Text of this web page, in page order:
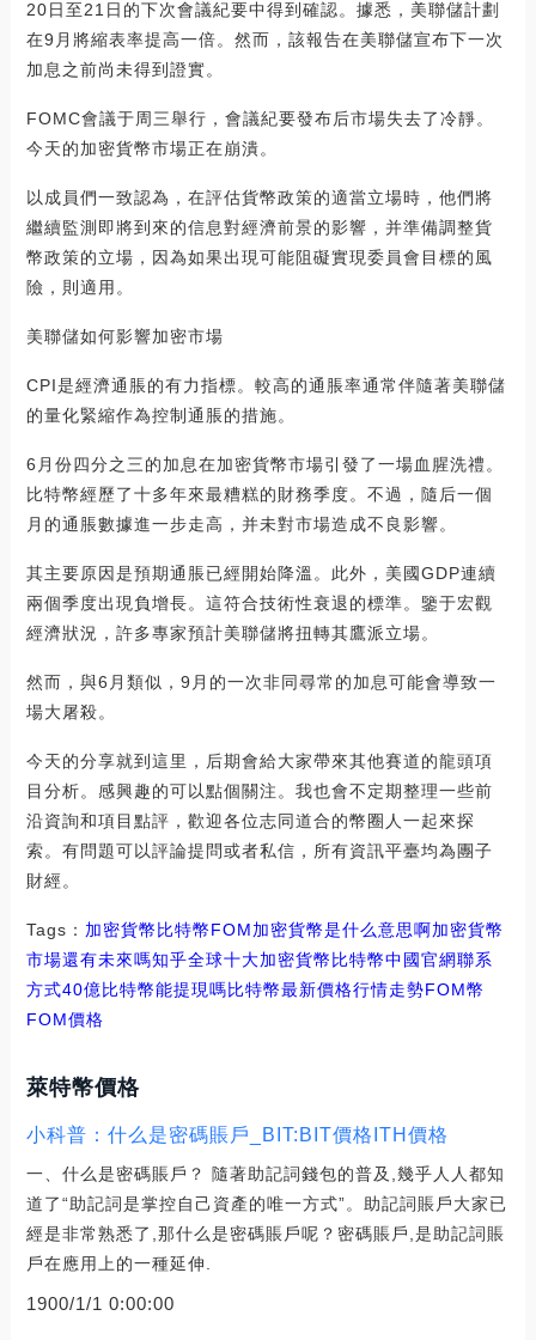
20日至21日的下次會議紀要中得到確認。據悉，美聯儲計劃
在9月將縮表率提高一倍。然而，該報告在美聯儲宣布下一次
加息之前尚未得到證實。
FOMC會議于周三舉行，會議紀要發布后市場失去了冷靜。
今天的加密貨幣市場正在崩潰。
以成員們一致認為，在評估貨幣政策的適當立場時，他們將
繼續監測即將到來的信息對經濟前景的影響，并準備調整貨
幣政策的立場，因為如果出現可能阻礙實現委員會目標的風
險，則適用。
美聯儲如何影響加密市場
CPI是經濟通脹的有力指標。較高的通脹率通常伴隨著美聯儲
的量化緊縮作為控制通脹的措施。
6月份四分之三的加息在加密貨幣市場引發了一場血腥洗禮。
比特幣經歷了十多年來最糟糕的財務季度。不過，隨后一個
月的通脹數據進一步走高，并未對市場造成不良影響。
其主要原因是預期通脹已經開始降溫。此外，美國GDP連續
兩個季度出現負增長。這符合技術性衰退的標準。鑒于宏觀
經濟狀況，許多專家預計美聯儲將扭轉其鷹派立場。
然而，與6月類似，9月的一次非同尋常的加息可能會導致一
場大屠殺。
今天的分享就到這里，后期會給大家帶來其他賽道的龍頭項
目分析。感興趣的可以點個關注。我也會不定期整理一些前
沿資詢和項目點評，歡迎各位志同道合的幣圈人一起來探
索。有問題可以評論提問或者私信，所有資訊平臺均為團子
財經。
Tags： 加密貨幣 比特幣FOM加密貨幣是什么意思啊加密貨幣
市場還有未來嗎知乎全球十大加密貨幣比特幣中國官網聯系
方式40億比特幣能提現嗎比特幣最新價格行情走勢FOM幣
FOM價格
萊特幣價格
小科普：什么是密碼賬戶_BIT:BIT價格ITH價格
一、什么是密碼賬戶？ 隨著助記詞錢包的普及,幾乎人人都知
道了“助記詞是掌控自己資產的唯一方式”。助記詞賬戶大家已
經是非常熟悉了,那什么是密碼賬戶呢？密碼賬戶,是助記詞賬
戶在應用上的一種延伸.
1900/1/1 0:00:00